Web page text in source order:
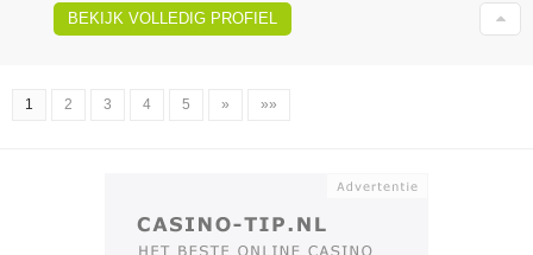
BEKIJK VOLLEDIG PROFIEL
1 2 3 4 5 » »»